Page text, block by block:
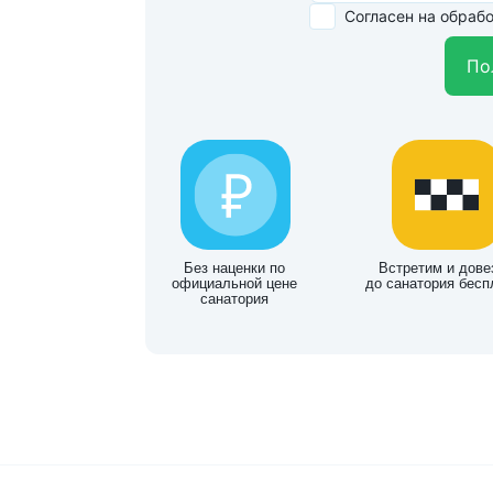
Согласен на
Без наценки по
официальной цене
санатория
Встретим и
до санатория